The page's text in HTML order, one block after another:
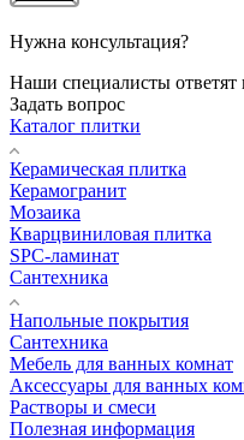
Нужна консультация?
Наши специалисты
Задать вопрос
Каталог плитки
Керамическая плитка
Керамогранит
Мозаика
Кварцвиниловая плитка
SPC-ламинат
Сантехника
Напольные покрытия
Сантехника
Мебель для ванных комнат
Аксессуары для ванных
Растворы и смеси
Полезная информация